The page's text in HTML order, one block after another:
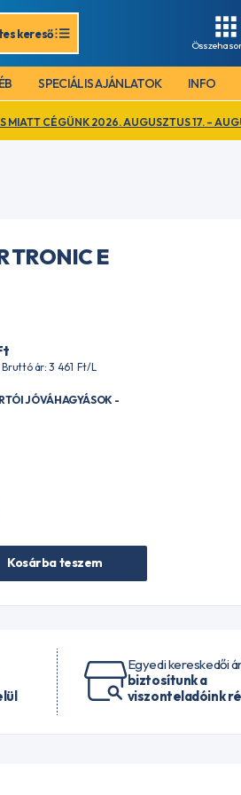
kereső
SPECIÁLIS AJÁNLATOK INFO
AUGUSZTUS 17. – AUGUSZTUS 21.
TRONIC E
Bruttó ár: 3 461 Ft/L
JÓVÁHAGYÁSOK -
Kosárba teszem
Egyedi kereskedői
biztosítunk a
viszonteladóink